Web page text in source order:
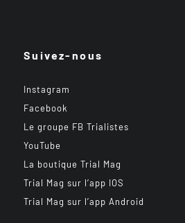
Suivez-nous
Instagram
Facebook
Le groupe FB Trialistes
YouTube
La boutique Trial Mag
Trial Mag sur l’app IOS
Trial Mag sur l’app Android